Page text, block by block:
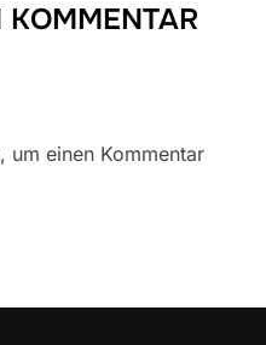
KOMMENTAR
um einen Kommentar